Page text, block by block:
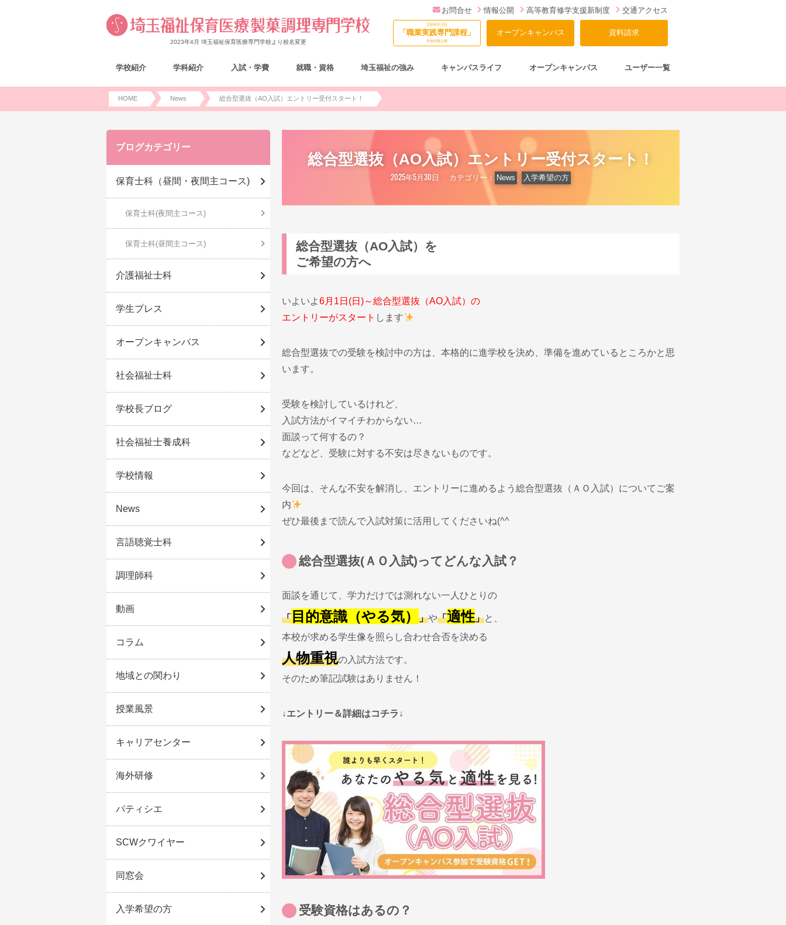
2023年4月 埼玉福祉保育医療専門学校より校名変更
お問合せ 情報公開 高等教育修学支援新制度 交通アクセス
文部科学大臣
「職業実践専門課程」
学校情報公開
オープンキャンパス 資料請求
学校紹介 学科紹介 入試・学費 就職・資格 埼玉福祉の強み キャンパスライフ オープンキャンパス ユーザー一覧
HOME News 総合型選抜（AO入試）エントリー受付スタート！
総合型選抜（AO入試）エントリー受付スタート！
2025年5月30日 カテゴリー： News 入学希望の方
総合型選抜（AO入試）を
ご希望の方へ
いよいよ6月1日(日)～総合型選抜（AO入試）の
エントリーがスタート します
総合型選抜での受験を検討中の方は、本格的に進学校を決め、準備を進めているところかと思
います。
受験を検討しているけれど、
入試方法がイマイチわからない…
面談って何するの？
などなど、受験に対する不安は尽きないものです。
今回は、そんな不安を解消し、エントリーに進めるよう総合型選抜（ＡＯ入試）についてご案
内
ぜひ最後まで読んで入試対策に活用してくださいね(^^
総合型選抜(ＡＯ入試)ってどんな入試？
面談を通じて、学力だけでは測れない一人ひとりの
「 目的意識（やる気） 」や「適性」と、
本校が求める学生像を照らし合わせ合否を決める
人物重視の入試方法です。
そのため筆記試験はありません！
↓エントリー＆詳細はコチラ↓
受験資格はあるの？
ブログカテゴリー
保育士科（昼間・夜間主コース)
保育士科(夜間主コース)
保育士科(昼間主コース)
介護福祉士科
学生プレス
オープンキャンパス
社会福祉士科
学校長ブログ
社会福祉士養成科
学校情報
News
言語聴覚士科
調理師科
動画
コラム
地域との関わり
授業風景
キャリアセンター
海外研修
パティシエ
SCWクワイヤー
同窓会
入学希望の方